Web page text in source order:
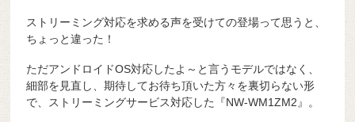
ストリーミング対応を求める声を受けての登場って思うと、
ちょっと違った！
ただアンドロイドOS対応したよ～と言うモデルではなく、
細部を見直し、期待してお待ち頂いた方々を裏切らない形
で、ストリーミングサービス対応した『NW-WM1ZM2』。